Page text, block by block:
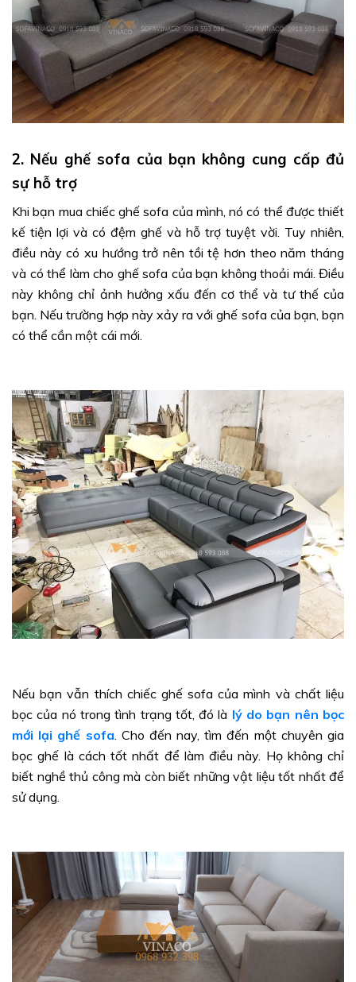
2. Nếu ghế sofa của bạn không cung cấp đủ
sự hỗ trợ
Khi bạn mua chiếc ghế sofa của mình, nó có thể được thiết
kế tiện lợi và có đệm ghế và hỗ trợ tuyệt vời. Tuy nhiên,
điều này có xu hướng trở nên tồi tệ hơn theo năm tháng
và có thể làm cho ghế sofa của bạn không thoải mái. Điều
này không chỉ ảnh hưởng xấu đến cơ thể và tư thế của
bạn. Nếu trường hợp này xảy ra với ghế sofa của bạn, bạn
có thể cần một cái mới.
Nếu bạn vẫn thích chiếc ghế sofa của mình và chất liệu
bọc của nó trong tình trạng tốt, đó là lý do bạn nên bọc
mới lại ghế sofa. Cho đến nay, tìm đến một chuyên gia
bọc ghế là cách tốt nhất để làm điều này. Họ không chỉ
biết nghề thủ công mà còn biết những vật liệu tốt nhất để
sử dụng.